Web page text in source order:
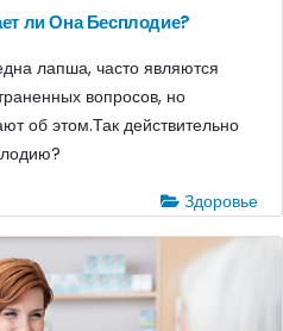
ли Она Бесплодие?
лапша, часто являются
вопросов, но
об этом.Так действительно
Здоровье